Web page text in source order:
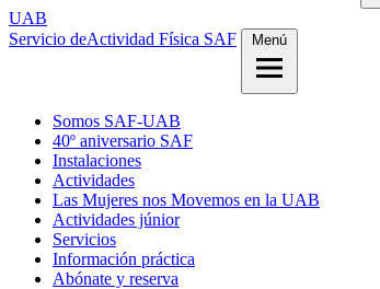
UAB
Servicio deActividad Física SAF Menú
Somos SAF-UAB
40º aniversario SAF
Instalaciones
Actividades
Las Mujeres nos Movemos en la UAB
Actividades júnior
Servicios
Información práctica
Abónate y reserva